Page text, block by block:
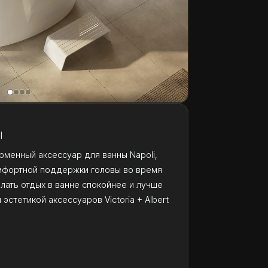
аксессуар для ванны Napoli,
поддержки головы во время
отдых в ванне спокойнее и лучше
эстетикой аксессуаров Victoria + Albert